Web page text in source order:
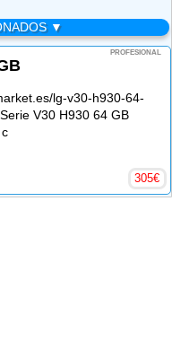
▼
PROFESIONAL
lg-v30-h930-64-
V30 H930 64 GB
305€